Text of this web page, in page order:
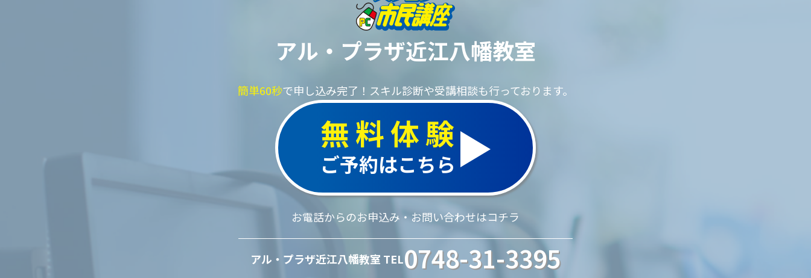
アル・プラザ近江八幡教室
簡単60秒で申し込み完了！ スキル診断や受講相談も行っております。
無料体験
ご予約はこちら
お電話からのお申込み・お問い合わせはコチラ
アル・プラザ近江八幡教室 TEL0748-31-3395